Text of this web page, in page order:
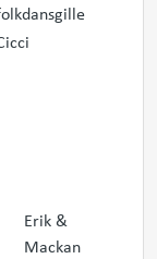
Erik &
Mackan